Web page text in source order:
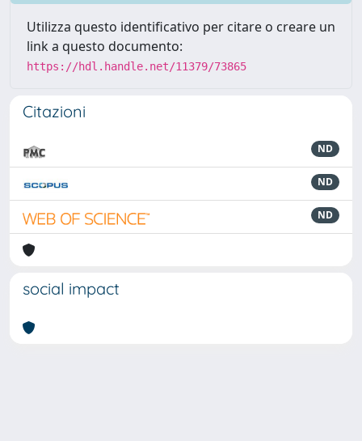
Utilizza questo identificativo per citare o creare un
link a questo documento:
https://hdl.handle.net/11379/73865
Citazioni
ND
ND
ND
social impact